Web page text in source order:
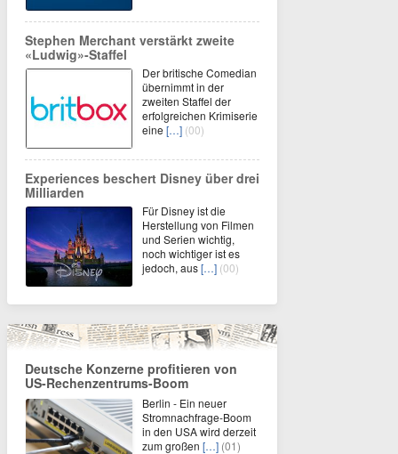
Stephen Merchant verstärkt zweite
«Ludwig»-Staffel
Der britische Comedian
übernimmt in der
zweiten Staffel der
erfolgreichen Krimiserie
eine […] (00)
Experiences beschert Disney über drei
Milliarden
Für Disney ist die
Herstellung von Filmen
und Serien wichtig,
noch wichtiger ist es
jedoch, aus[…] (00)
Deutsche Konzerne profitieren von
US-Rechenzentrums-Boom
Berlin - Ein neuer
Stromnachfrage-Boom
in den USA wird derzeit
zum großen […] (01)